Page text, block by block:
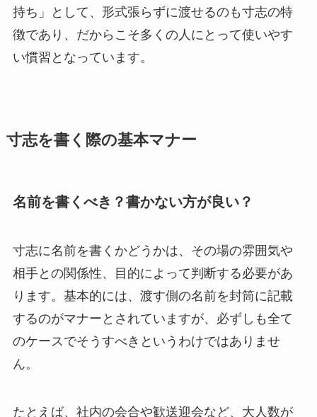
持ち」として、形式張らずに渡せるのも寸志の特
徴であり、だからこそ多くの人にとって使いやす
い慣習となっています。
寸志を書く際の基本マナー
名前を書くべき？書かない方が良い？
寸志に名前を書くかどうかは、その場の雰囲気や
相手との関係性、目的によって判断する必要があ
ります。基本的には、渡す側の名前を封筒に記載
するのがマナーとされていますが、必ずしも全て
のケースでそうすべきというわけではありませ
ん。
たとえば、社内の会合や歓送迎会など、大人数が